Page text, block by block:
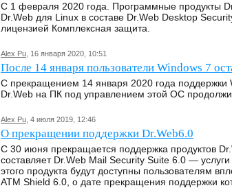
C 1 февраля 2020 года. Программные продукты
Dr.Web для Linux в составе Dr.Web Desktop
лицензией Комплексная защита.
Alex Pu , 16 января 2020, 10:51
После 14 января пользователи Windows 7
С прекращением 14 января 2020 года поддержки
Dr.Web на ПК под управлением этой ОС
Alex Pu , 4 июля 2019, 12:46
О прекращении поддержки Dr.Web6.0
C 30 июня прекращается поддержка продуктов
составляет Dr.Web Mail Security Suite 6.0 —
этого продукта будут доступны пользователям
ATM Shield 6.0, о дате прекращения поддержки